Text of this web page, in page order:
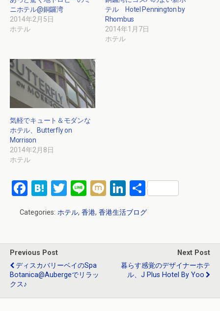
ニホテル@銅鑼湾
2014年2月5日
ホテル
テル Hotel Pennington by
Rhombus
2014年1月7日
ホテル
気軽でキュート＆モダンな
ホテル、Butterfly on
Morrison
2014年2月8日
ホテル
F
ce
o
o
k
H
e
a
T
tt
Li
n
e
M
ixi
Li
n
ke
共
Categories: ホテル, 香港, 香港生活ブログ
Previous Post
ディスカバリーベイのSpa
Botanica@Aubergeでリラッ
クス♪
Next Post
暮らす感覚のデザイナーホテ
ル、J Plus Hotel By Yoo